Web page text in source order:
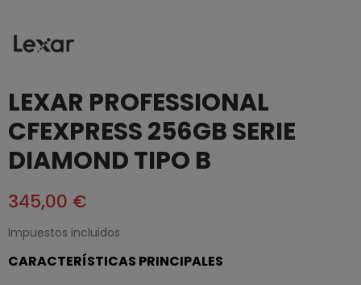
LEXAR PROFESSIONAL
CFEXPRESS 256GB SERIE
DIAMOND TIPO B
345,00 €
Impuestos incluidos
CARACTERÍSTICAS PRINCIPALES